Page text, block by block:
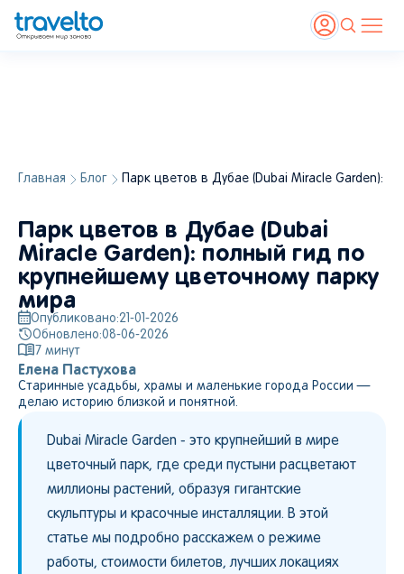
Главная Блог Парк цветов в Дубае (Dubai Miracle Garden):
Парк цветов в Дубае (Dubai
Miracle Garden): полный гид по
крупнейшему цветочному парку
мира
Опубликовано:21-01-2026
Обновлено:08-06-2026
7 минут
Елена Пастухова
Старинные усадьбы, храмы и маленькие города России —
делаю историю близкой и понятной.
Dubai Miracle Garden - это крупнейший в мире
цветочный парк, где среди пустыни расцветают
миллионы растений, образуя гигантские
скульптуры и красочные инсталляции. В этой
статье мы подробно расскажем о режиме
работы, стоимости билетов, лучших локациях